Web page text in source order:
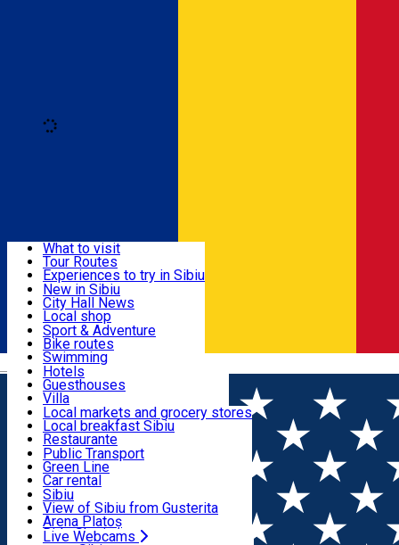
Română
Useful info
Activities & Adventure
Accommodation
Food, Drinks & Nightlife
Transport & Parking
Live Webcams
What to visit
Tour Routes
Experiences to try in Sibiu
Podcast
Culture
Museums
Churches
Parks, Zoo
County of Sibiu
New in Sibiu
City Hall News
Local shop
Sibiu artisans
Sibiul Verde
Public services
Education
How do I get to Sibiu
Tourist Info
Tour Guides
Guided tours
Publicații locale
Beauty salons
Sport & Adventure
Bike routes
Swimming
Riding
Indoor activities
Loc de joacă indoor
Loc de joacă outdoor
Ski
Ice skating
Yoga
Hotels
Guesthouses
Villa
Hostels
Motel
Camping
Renting rooms
Rooms for rent
Accommodation outside Sibiu
Local markets and grocery stores
Local breakfast Sibiu
Restaurante
Pizza
Fast Food
Coffee
Sweets
Pub, Bar
Night clubs
Bakeries
Public Transport
Green Line
Car rental
Rent a bike
Scooter rentals
Taxi
Ride Sharing
Sibiu
View of Sibiu from Gusterita
Arena Platoș
Live Webcams